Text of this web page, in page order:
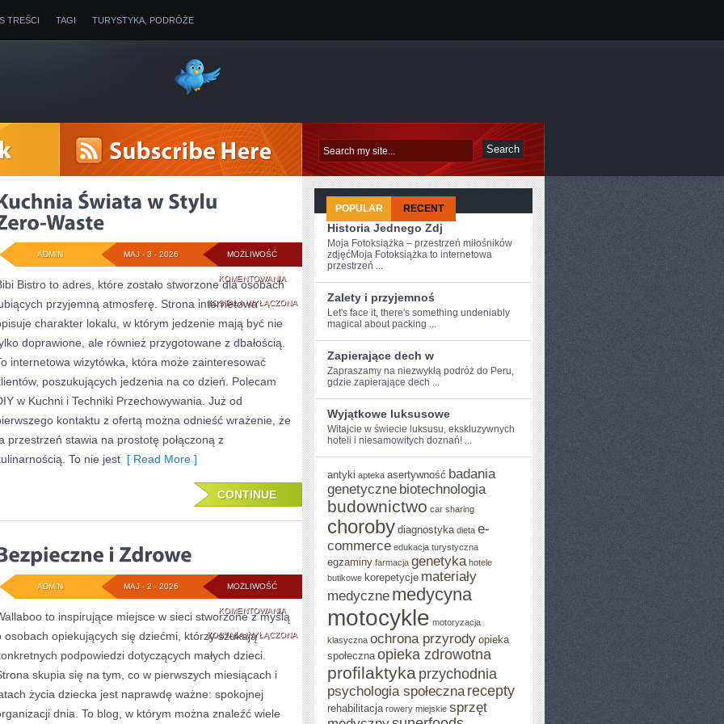
TREŚCI TAGI TURYSTYKA, PODRÓŻE
MOŻLIWOŚĆ
KOMENTOWANIAKUCHNIA
ŚWIATA
STYLU
ZERO-
WASTE
ZOSTAŁA WYŁĄCZONA
MAJ - 3 - 2026
ADMIN
Bistro to adres, które zostało stworzone dla osobach
przyjemną atmosferę. Strona internetowa
charakter lokalu, w którym jedzenie mają być nie
doprawione, ale również przygotowane z dbałością.
internetowa wizytówka, która może zainteresować
poszukujących jedzenia na co dzień. Polecam
w Kuchni i Techniki Przechowywania. Już od
kontaktu z ofertą można odnieść wrażenie, że
przestrzeń stawia na prostotę połączoną z
To nie jest [ Read More ]
CONTINUE
MOŻLIWOŚĆ
KOMENTOWANIABEZPIECZNE
I
ZDROWE
ZOSTAŁA WYŁĄCZONA
MAJ - 2 - 2026
ADMIN
to inspirujące miejsce w sieci stworzone z myślą
osobach opiekujących się dziećmi, którzy szukają
podpowiedzi dotyczących małych dzieci.
skupia się na tym, co w pierwszych miesiącach i
życia dziecka jest naprawdę ważne: spokojnej
dnia. To blog, w którym można znaleźć wiele
POPULAR RECENT
Historia Jednego Zdj
Moja Fotoksiążka – przestrzeń miłośników
zdjęćMoja Fotoksiążka to internetowa
przestrzeń ...
Zalety i przyjemnoś
Let's face it,⁣ there's something ​undeniably
magical about ‍packing ...
Zapierające dech w
Zapraszamy na ‌niezwykłą podróż do⁢ Peru,
gdzie zapierające dech ...
Wyjątkowe luksusowe
Witajcie⁢ w​ świecie luksusu,‍ ekskluzywnych
hoteli i niesamowitych doznań! ...
antyki apteka asertywność badania
genetyczne biotechnologia
budownictwo car sharing
choroby diagnostyka dieta e-
commerce edukacja turystyczna
egzaminy farmacja genetyka hotele
butikowe korepetycje materiały
medyczne medycyna
motocykle motoryzacja
klasyczna ochrona przyrody opieka
społeczna opieka zdrowotna
profilaktyka przychodnia
psychologia społeczna recepty
rehabilitacja rowery miejskie sprzęt